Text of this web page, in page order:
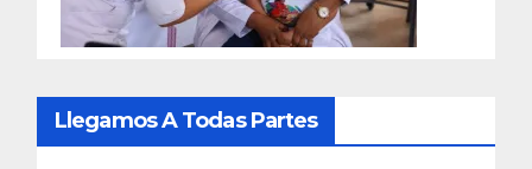
Llegamos A Todas Partes